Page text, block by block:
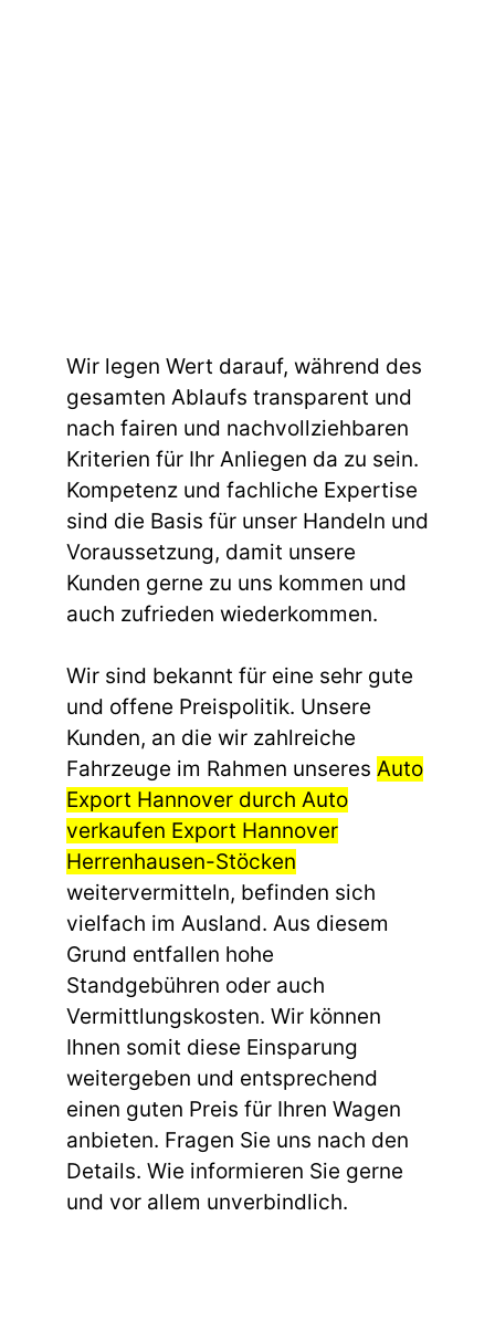
Wir legen Wert darauf, während des
gesamten Ablaufs transparent und
nach fairen und nachvollziehbaren
Kriterien für Ihr Anliegen da zu sein.
Kompetenz und fachliche Expertise
sind die Basis für unser Handeln und
Voraussetzung, damit unsere
Kunden gerne zu uns kommen und
auch zufrieden wiederkommen.
Wir sind bekannt für eine sehr gute
und offene Preispolitik. Unsere
Kunden, an die wir zahlreiche
Fahrzeuge im Rahmen unseres Auto
Export Hannover durch Auto
verkaufen Export Hannover
Herrenhausen-Stöcken
weitervermitteln, befinden sich
vielfach im Ausland. Aus diesem
Grund entfallen hohe
Standgebühren oder auch
Vermittlungskosten. Wir können
Ihnen somit diese Einsparung
weitergeben und entsprechend
einen guten Preis für Ihren Wagen
anbieten. Fragen Sie uns nach den
Details. Wie informieren Sie gerne
und vor allem unverbindlich.